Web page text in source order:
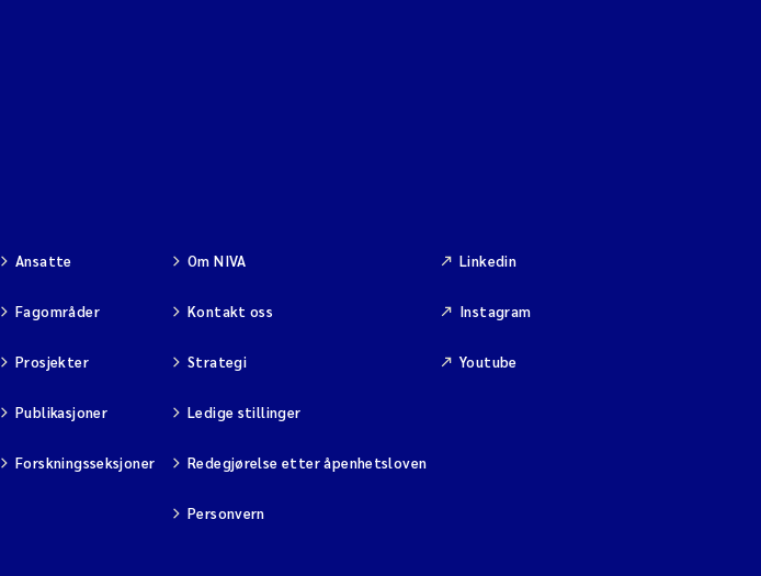
Ansatte
Fagområder
Prosjekter
Publikasjoner
Forskningsseksjoner
Om NIVA
Kontakt oss
Strategi
Ledige stillinger
Redegjørelse etter åpenhetsloven
Personvern
Linkedin
Instagram
Youtube